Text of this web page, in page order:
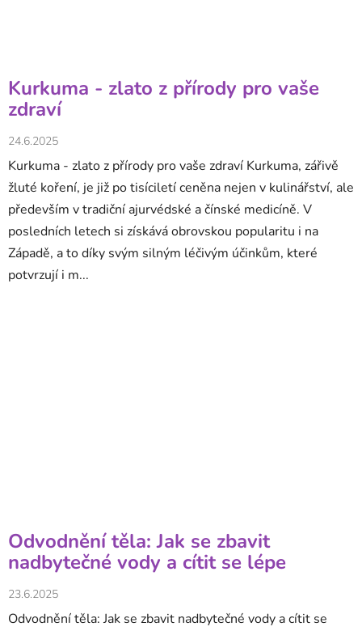
Kurkuma - zlato z přírody pro vaše
zdraví
24.6.2025
Kurkuma - zlato z přírody pro vaše zdraví Kurkuma, zářivě
žluté koření, je již po tisíciletí ceněna nejen v kulinářství, ale
především v tradiční ajurvédské a čínské medicíně. V
posledních letech si získává obrovskou popularitu i na
Západě, a to díky svým silným léčivým účinkům, které
potvrzují i m...
Odvodnění těla: Jak se zbavit
nadbytečné vody a cítit se lépe
23.6.2025
Odvodnění těla: Jak se zbavit nadbytečné vody a cítit se